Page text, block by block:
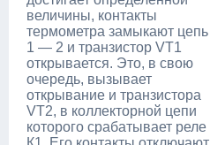
величины, контакты
термометра замыкают цепь
1 — 2 и транзистор VT1
открывается. Это, в свою
очередь, вызывает
открывание и транзистора
VT2, в коллекторной цепи
которого срабатывает реле